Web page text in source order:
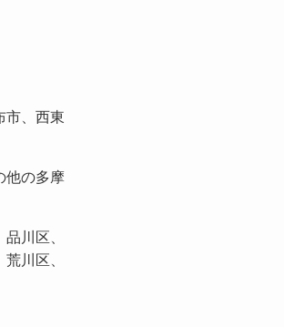
市、西東
他の多摩
川区、
川区、